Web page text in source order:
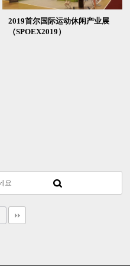
2019首尔国际运动休闲产业展
（SPOEX2019）